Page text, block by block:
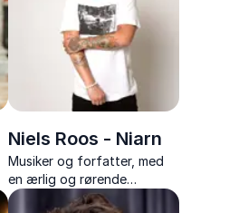
mental ekstremsport.
Niels Roos - Niarn
Musiker og forfatter, med
en ærlig og rørende
fortælling om livet som